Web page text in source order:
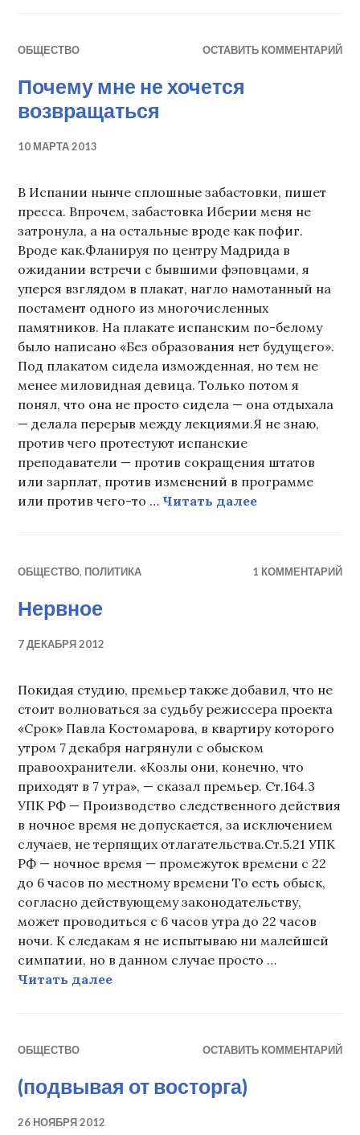
ОБЩЕСТВО ОСТАВИТЬ КОММЕНТАРИЙ
Почему мне не хочется
возвращаться
10 МАРТА 2013
В Испании нынче сплошные забастовки, пишет
пресса. Впрочем, забастовка Иберии меня не
затронула, а на остальные вроде как пофиг.
Вроде как.Фланируя по центру Мадрида в
ожидании встречи с бывшими фэповцами, я
уперся взглядом в плакат, нагло намотанный на
постамент одного из многочисленных
памятников. На плакате испанским по-белому
было написано «Без образования нет будущего».
Под плакатом сидела изможденная, но тем не
менее миловидная девица. Только потом я
понял, что она не просто сидела — она отдыхала
— делала перерыв между лекциями.Я не знаю,
против чего протестуют испанские
преподаватели — против сокращения штатов
или зарплат, против изменений в программе
или против чего-то … Читать далееПочему мне
ОБЩЕСТВО, ПОЛИТИКА 1 КОММЕНТАРИЙ
Нервное
7 ДЕКАБРЯ 2012
Покидая студию, премьер также добавил, что не
стоит волноваться за судьбу режиссера проекта
«Срок» Павла Костомарова, в квартиру которого
утром 7 декабря нагрянули с обыском
правоохранители. «Козлы они, конечно, что
приходят в 7 утра», — сказал премьер. Ст.164.3
УПК РФ — Производство следственного действия
в ночное время не допускается, за исключением
случаев, не терпящих отлагательства.Ст.5.21 УПК
РФ — ночное время — промежуток времени с 22
до 6 часов по местному времени То есть обыск,
согласно действующему законодательству,
может проводиться с 6 часов утра до 22 часов
ночи. К следакам я не испытываю ни малейшей
симпатии, но в данном случае просто …
Читать далееНервное
ОБЩЕСТВО ОСТАВИТЬ КОММЕНТАРИЙ
(подвывая от восторга)
26 НОЯБРЯ 2012